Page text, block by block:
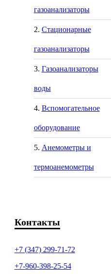
газоанализаторы
Стационарные
газоанализаторы
Газоанализаторы
воды
Вспомогательное
оборудование
Анемометры и
термоанемометры
Контакты
+7 (347) 299-71-72
+7-960-398-25-54